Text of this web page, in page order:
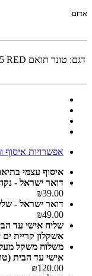
אדום
דגם: טונר תואם BROTHER TN-245 RED
אפשרויות איסוף
איסוף עצמי
דואר ישראל - נקודת
₪39.00
דואר ישראל - שליח עד
₪49.00
אשקלון קריית
אישי עד הבית
₪120.00